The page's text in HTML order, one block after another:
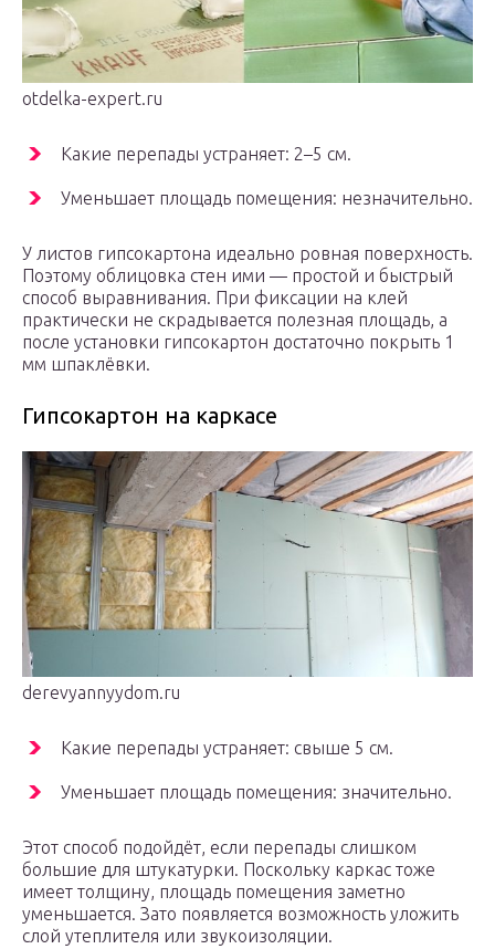
otdelka-expert.ru
Какие перепады устраняет: 2–5 см.
Уменьшает площадь помещения: незначительно.
У листов гипсокартона идеально ровная поверхность.
Поэтому облицовка стен ими — простой и быстрый
способ выравнивания. При фиксации на клей
практически не скрадывается полезная площадь, а
после установки гипсокартон достаточно покрыть 1
мм шпаклёвки.
Гипсокартон на каркасе
derevyannyydom.ru
Какие перепады устраняет: свыше 5 см.
Уменьшает площадь помещения: значительно.
Этот способ подойдёт, если перепады слишком
большие для штукатурки. Поскольку каркас тоже
имеет толщину, площадь помещения заметно
уменьшается. Зато появляется возможность уложить
слой утеплителя или звукоизоляции.